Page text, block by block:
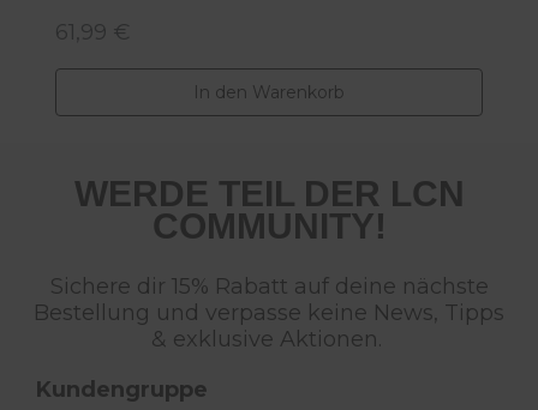
Regulärer Preis:
61,99 €
In den Warenkorb
WERDE TEIL DER LCN
COMMUNITY!
Sichere dir 15% Rabatt auf deine nächste
Bestellung und verpasse keine News, Tipps
& exklusive Aktionen.
Kundengruppe